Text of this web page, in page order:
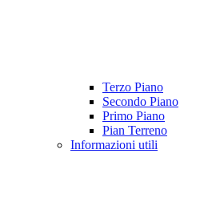
Terzo Piano
Secondo Piano
Primo Piano
Pian Terreno
Informazioni utili